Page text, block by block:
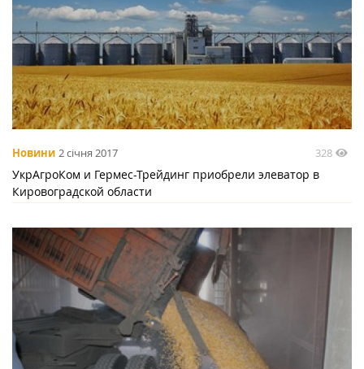
Новини 2 січня 2017 328
УкрАгроКом и Гермес-Трейдинг приобрели элеватор в
Кировоградской области